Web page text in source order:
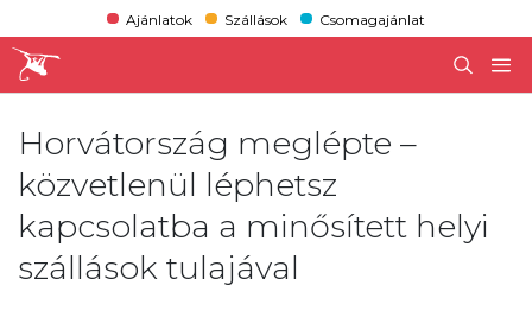
Ajánlatok Szállások Csomagajánlat
Horvátország meglépte –
közvetlenül léphetsz
kapcsolatba a minősített helyi
szállások tulajával